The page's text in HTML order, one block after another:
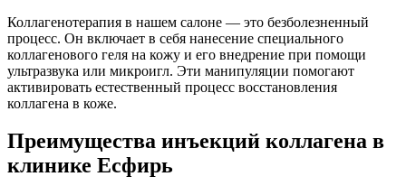
Коллагенотерапия в нашем салоне — это безболезненный
процесс. Он включает в себя нанесение специального
коллагенового геля на кожу и его внедрение при помощи
ультразвука или микроигл. Эти манипуляции помогают
активировать естественный процесс восстановления
коллагена в коже.
Преимущества инъекций коллагена в
клинике Есфирь